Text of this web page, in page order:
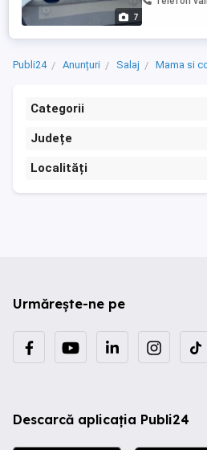
7
Publi24 Anunțuri Salaj Mama si
Categorii
Județe
Localități
Urmărește-ne pe
Descarcă aplicația Publi24